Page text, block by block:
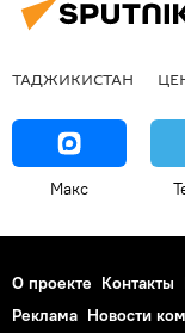
ТАДЖИКИСТАН
Макс
О проекте Контакты
Реклама Новости